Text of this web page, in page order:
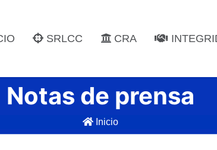
SRLCC CRA
Notas de prensa
Inicio